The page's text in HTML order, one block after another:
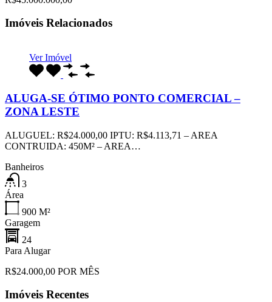
Imóveis Relacionados
Ver Imóvel
ALUGA-SE ÓTIMO PONTO COMERCIAL –
ZONA LESTE
ALUGUEL: R$24.000,00 IPTU: R$4.113,71 – AREA
CONTRUIDA: 450M² – AREA…
Banheiros
3
Área
900 M²
Garagem
24
Para Alugar
R$24.000,00 POR MÊS
Imóveis Recentes